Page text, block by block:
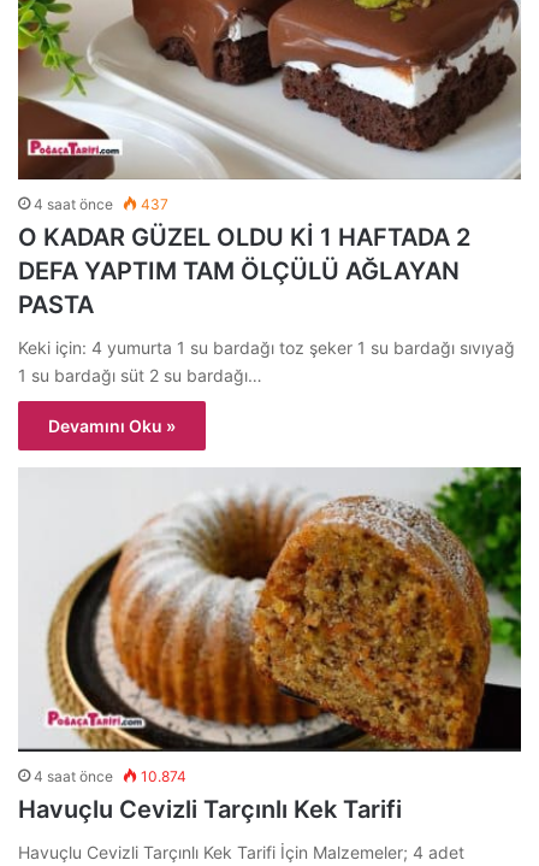
4 saat önce 437
O KADAR GÜZEL OLDU Kİ 1 HAFTADA 2
DEFA YAPTIM TAM ÖLÇÜLÜ AĞLAYAN
PASTA
Keki için: 4 yumurta 1 su bardağı toz şeker 1 su bardağı sıvıyağ
1 su bardağı süt 2 su bardağı…
Devamını Oku »
4 saat önce 10.874
Havuçlu Cevizli Tarçınlı Kek Tarifi
Havuçlu Cevizli Tarçınlı Kek Tarifi İçin Malzemeler; 4 adet